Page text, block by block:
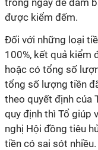
trong ngày để đảm
được kiểm đếm.
Đối với những loại
100%, kết quả kiểm
hoặc có tổng số
tổng số lượng tiền
theo quyết định của
quy định thì Tổ giúp
nghị Hội đồng tiêu
tiền có sai sót nhiều.